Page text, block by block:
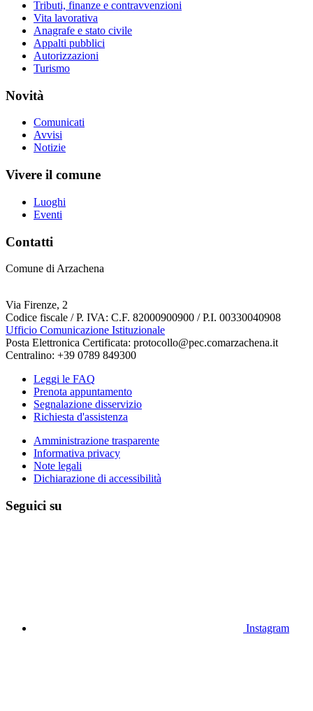
Tributi, finanze e contravvenzioni
Vita lavorativa
Anagrafe e stato civile
Appalti pubblici
Autorizzazioni
Turismo
Novità
Comunicati
Avvisi
Notizie
Vivere il comune
Luoghi
Eventi
Contatti
Comune di Arzachena
Via Firenze, 2
Codice fiscale / P. IVA: C.F. 82000900900 / P.I. 00330040908
Ufficio Comunicazione Istituzionale
Posta Elettronica Certificata: protocollo@pec.comarzachena.it
Centralino: +39 0789 849300
Leggi le FAQ
Prenota appuntamento
Segnalazione disservizio
Richiesta d'assistenza
Amministrazione trasparente
Informativa privacy
Note legali
Dichiarazione di accessibilità
Seguici su
Instagram